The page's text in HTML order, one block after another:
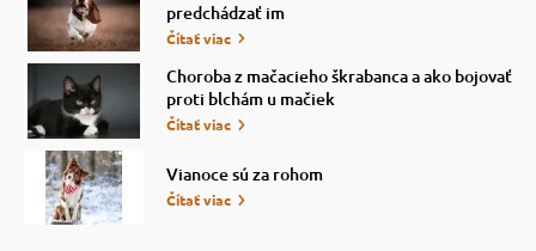
predchádzať im
Čítať viac
Choroba z mačacieho škrabanca a ako bojovať
proti blchám u mačiek
Čítať viac
Vianoce sú za rohom
Čítať viac